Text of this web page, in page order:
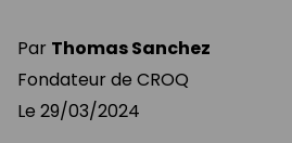
Par Thomas Sanchez
Fondateur de CROQ
Le 29/03/2024